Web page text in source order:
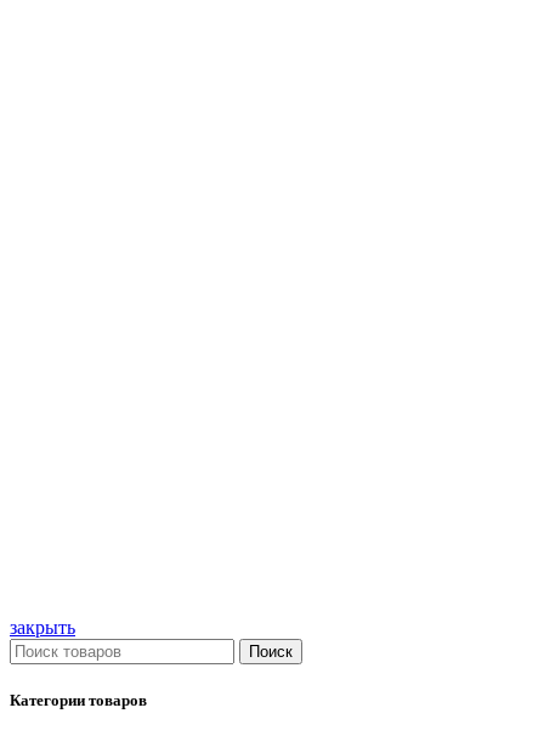
закрыть
Поиск
Категории товаров